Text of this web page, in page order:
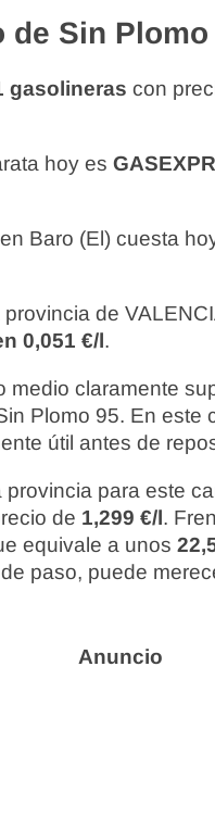
Sin
gasolineras con
hoy es
Baro (El) cuesta
de
0,051 €/l.
medio claramente
Plomo 95. En este
útil antes de
para este
de 1,299 €/l.
equivale a unos
paso, puede